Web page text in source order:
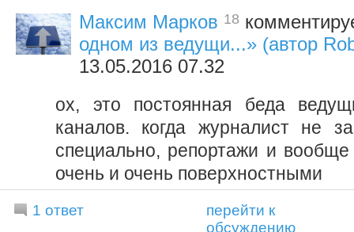
Максим Марков 18
одном из ведущи...» (автор
13.05.2016 07.32
ох, это постоянная беда
каналов. когда журналист не
специально, репортажи и
очень и очень поверхностными
1 ответ
перейти к
обсуждению